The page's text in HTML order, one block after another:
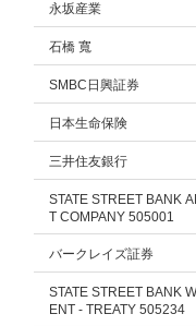
永坂産業
石橋 寬
SMBC日興証券
日本生命保険
三井住友銀行
STATE STREET BANK
T COMPANY 505001
バークレイズ証券
STATE STREET BANK
ENT - TREATY 505234